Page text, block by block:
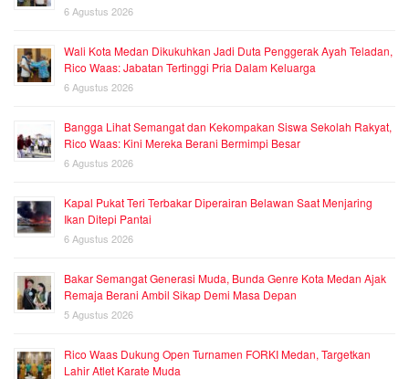
6 Agustus 2026
Wali Kota Medan Dikukuhkan Jadi Duta Penggerak Ayah Teladan,
Rico Waas: Jabatan Tertinggi Pria Dalam Keluarga
6 Agustus 2026
Bangga Lihat Semangat dan Kekompakan Siswa Sekolah Rakyat,
Rico Waas: Kini Mereka Berani Bermimpi Besar
6 Agustus 2026
Kapal Pukat Teri Terbakar Diperairan Belawan Saat Menjaring
Ikan Ditepi Pantai
6 Agustus 2026
Bakar Semangat Generasi Muda, Bunda Genre Kota Medan Ajak
Remaja Berani Ambil Sikap Demi Masa Depan
5 Agustus 2026
Rico Waas Dukung Open Turnamen FORKI Medan, Targetkan
Lahir Atlet Karate Muda